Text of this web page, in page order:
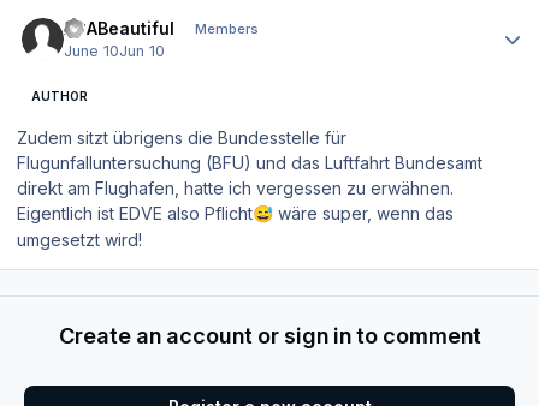
ACABeautiful Members
June 10Jun 10
AUTHOR
Zudem sitzt übrigens die Bundesstelle für
Flugunfalluntersuchung (BFU) und das Luftfahrt Bundesamt
direkt am Flughafen, hatte ich vergessen zu erwähnen.
Eigentlich ist EDVE also Pflicht😅 wäre super, wenn das
umgesetzt wird!
Create an account or sign in to comment